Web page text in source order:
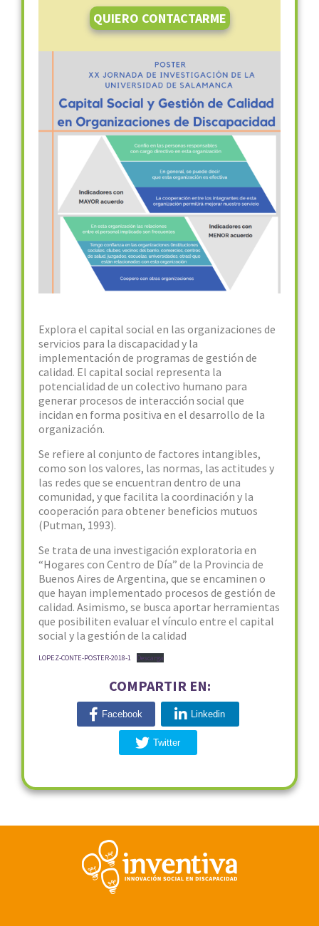
QUIERO CONTACTARME
Explora el capital social en las organizaciones de
servicios para la discapacidad y la
implementación de programas de gestión de
calidad. El capital social representa la
potencialidad de un colectivo humano para
generar procesos de interacción social que
incidan en forma positiva en el desarrollo de la
organización.
Se refiere al conjunto de factores intangibles,
como son los valores, las normas, las actitudes y
las redes que se encuentran dentro de una
comunidad, y que facilita la coordinación y la
cooperación para obtener beneficios mutuos
(Putman, 1993).
Se trata de una investigación exploratoria en
“Hogares con Centro de Día” de la Provincia de
Buenos Aires de Argentina, que se encaminen o
que hayan implementado procesos de gestión de
calidad. Asimismo, se busca aportar herramientas
que posibiliten evaluar el vínculo entre el capital
social y la gestión de la calidad
LOPEZ-CONTE-POSTER-2018-1 Descarga
COMPARTIR EN:
Facebook Linkedin
Twitter